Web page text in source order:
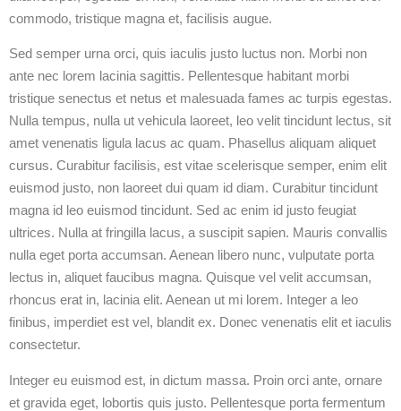
commodo, tristique magna et, facilisis augue.
Sed semper urna orci, quis iaculis justo luctus non. Morbi non
ante nec lorem lacinia sagittis. Pellentesque habitant morbi
tristique senectus et netus et malesuada fames ac turpis egestas.
Nulla tempus, nulla ut vehicula laoreet, leo velit tincidunt lectus, sit
amet venenatis ligula lacus ac quam. Phasellus aliquam aliquet
cursus. Curabitur facilisis, est vitae scelerisque semper, enim elit
euismod justo, non laoreet dui quam id diam. Curabitur tincidunt
magna id leo euismod tincidunt. Sed ac enim id justo feugiat
ultrices. Nulla at fringilla lacus, a suscipit sapien. Mauris convallis
nulla eget porta accumsan. Aenean libero nunc, vulputate porta
lectus in, aliquet faucibus magna. Quisque vel velit accumsan,
rhoncus erat in, lacinia elit. Aenean ut mi lorem. Integer a leo
finibus, imperdiet est vel, blandit ex. Donec venenatis elit et iaculis
consectetur.
Integer eu euismod est, in dictum massa. Proin orci ante, ornare
et gravida eget, lobortis quis justo. Pellentesque porta fermentum